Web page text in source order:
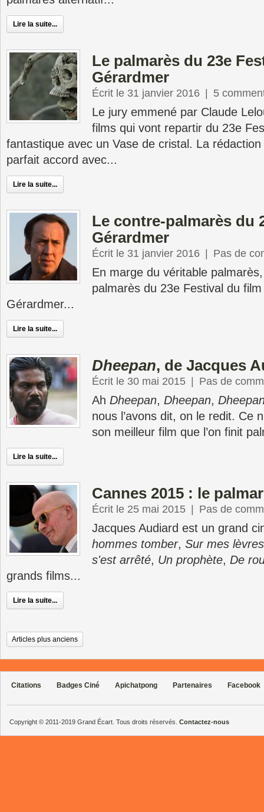
Lire la suite...
Le palmarès du 23e
Gérardmer
Écrit le 31 janvier 2016 | 5
Le jury emmené par Claude
films qui vont repartir du 23e
fantastique avec un Vase de cristal. La
parfait accord avec...
Lire la suite...
Le contre-palmarès du
Gérardmer
Écrit le 31 janvier 2016 | Pas de
En marge du véritable
palmarès du 23e Festival du
Gérardmer...
Lire la suite...
Dheepan, de Jacques
Écrit le 30 mai 2015 | Pas de
Ah Dheepan, Dheepan,
nous l’avons dit, on le redit. Ce
son meilleur film que l’on finit
Lire la suite...
Cannes 2015 : le
Écrit le 25 mai 2015 | Pas de
Jacques Audiard est un grand
hommes tomber, Sur mes lèvres
s'est arrêté, Un prophète, De
grands films...
Lire la suite...
Articles plus anciens
Citations Badges Ciné Apichatpong Partenaires Facebook
Copyright © 2011-2019 Grand Écart. Tous droits réservés. Contactez-nous